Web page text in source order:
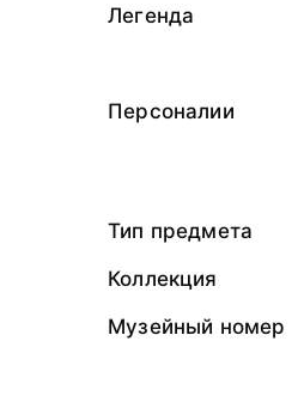
Легенда
Персоналии
Тип предмета
Коллекция
Музейный номер